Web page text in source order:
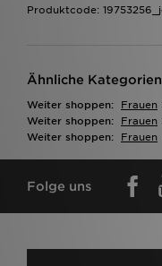
Produktcode:
Ähnliche Kategorien
Weiter shoppen: Frauen
Weiter shoppen:
Frauen
Weiter shoppen:
Frauen
Folge uns